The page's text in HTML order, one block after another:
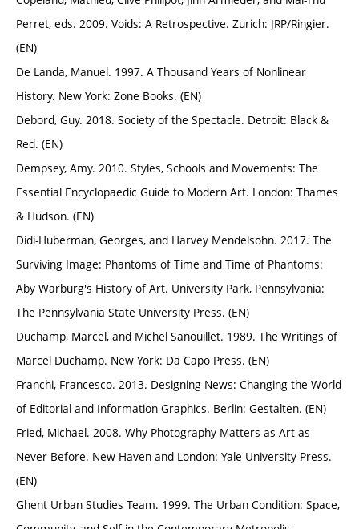
Perret, eds. 2009. Voids: A Retrospective. Zurich: JRP/Ringier.
(EN)
De Landa, Manuel. 1997. A Thousand Years of Nonlinear
History. New York: Zone Books. (EN)
Debord, Guy. 2018. Society of the Spectacle. Detroit: Black &
Red. (EN)
Dempsey, Amy. 2010. Styles, Schools and Movements: The
Essential Encyclopaedic Guide to Modern Art. London: Thames
& Hudson. (EN)
Didi-Huberman, Georges, and Harvey Mendelsohn. 2017. The
Surviving Image: Phantoms of Time and Time of Phantoms:
Aby Warburg's History of Art. University Park, Pennsylvania:
The Pennsylvania State University Press. (EN)
Duchamp, Marcel, and Michel Sanouillet. 1989. The Writings of
Marcel Duchamp. New York: Da Capo Press. (EN)
Franchi, Francesco. 2013. Designing News: Changing the World
of Editorial and Information Graphics. Berlin: Gestalten. (EN)
Fried, Michael. 2008. Why Photography Matters as Art as
Never Before. New Haven and London: Yale University Press.
(EN)
Ghent Urban Studies Team. 1999. The Urban Condition: Space,